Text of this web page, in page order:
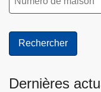
Dernières